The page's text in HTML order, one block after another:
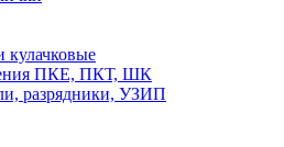
кулачковые
ПКЕ, ПКТ, ШК
разрядники, УЗИП